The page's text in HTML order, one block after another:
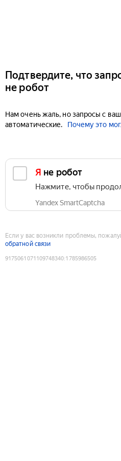
Подтвердите, что
не робот
Нам очень жаль, но запросы с
автоматические.
Почему это
Я не робот
Нажмите, чтобы
Yandex SmartCaptcha
Если у вас возникли проблемы,
обратной связи
9175061071109748340:1785986505